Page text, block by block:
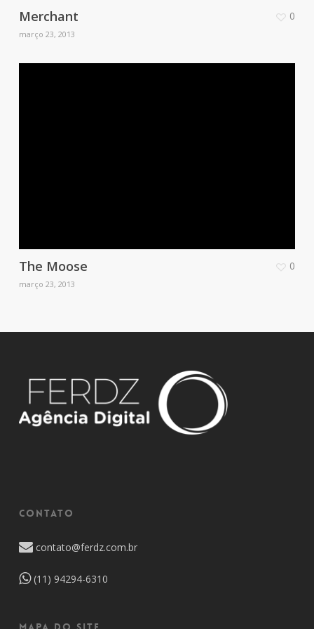
Merchant
março 23, 2013
0
The Moose
março 23, 2013
0
CONTATO
contato@ferdz.com.br
(11) 94294-6310